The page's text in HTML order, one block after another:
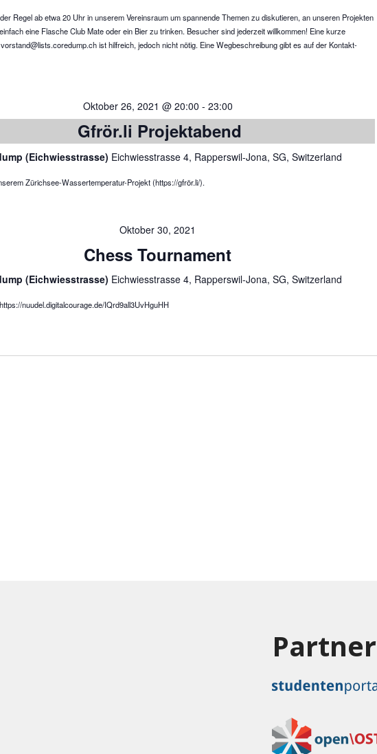
Regel ab etwa 20 Uhr in unserem Vereinsraum um spannende Themen zu diskutieren, an unseren Projekten
eine Flasche Club Mate oder ein Bier zu trinken. Besucher sind jederzeit willkommen! Eine kurze
ist hilfreich, jedoch nicht nötig. Eine Wegbeschreibung gibt es auf der Kontakt-
Oktober 26, 2021 @ 20:00 - 23:00
Gfrör.li Projektabend
(Eichwiesstrasse) Eichwiesstrasse 4, Rapperswil-Jona, SG, Switzerland
Zürichsee-Wassertemperatur-Projekt (https://gfrör.li/).
Oktober 30, 2021
Chess Tournament
(Eichwiesstrasse) Eichwiesstrasse 4, Rapperswil-Jona, SG, Switzerland
nuudel.digitalcourage.de/IQrd9all3UvHguHH
Partner